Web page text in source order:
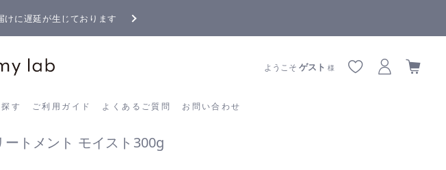
に遅延が生じております
す ご利用ガイド よくあるご質問 お問い合わせ
ようこそゲスト 様
ら探す ご利用ガイド よくあるご質問
トメント モイスト300g